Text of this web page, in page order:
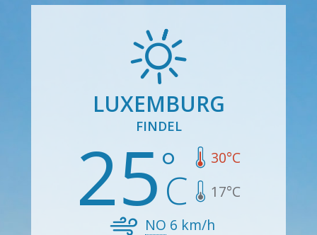
LUXEMBURG
FINDEL
25 30°C
17°C
NO 6 km/h